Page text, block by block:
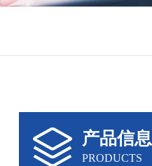
产品信息
PRODUCTS